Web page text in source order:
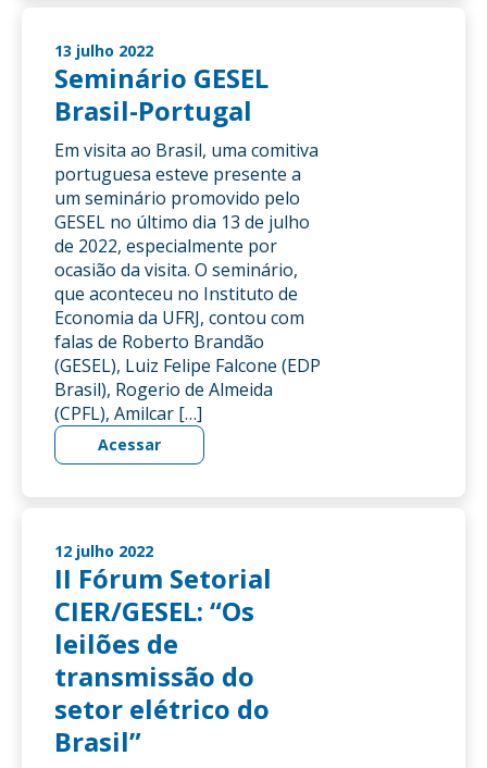
13 julho 2022
Seminário GESEL
Brasil-Portugal
Em visita ao Brasil, uma comitiva
portuguesa esteve presente a
um seminário promovido pelo
GESEL no último dia 13 de julho
de 2022, especialmente por
ocasião da visita. O seminário,
que aconteceu no Instituto de
Economia da UFRJ, contou com
falas de Roberto Brandão
(GESEL), Luiz Felipe Falcone (EDP
Brasil), Rogerio de Almeida
(CPFL), Amilcar […]
Acessar
12 julho 2022
II Fórum Setorial
CIER/GESEL: “Os
leilões de
transmissão do
setor elétrico do
Brasil”